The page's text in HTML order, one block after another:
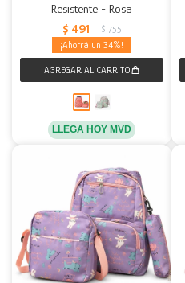
Resistente - Rosa
$ 491 $ 755
34
LLEGA HOY MVD